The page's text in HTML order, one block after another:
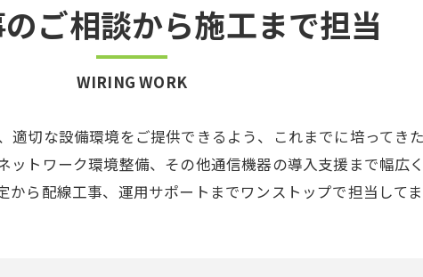
ご相談から施工まで担当
WIRING WORK
切な設備環境をご提供できるよう、これまでに培ってき
トワーク環境整備、その他通信機器の導入支援まで幅広
ら配線工事、運用サポートまでワンストップで担当してま